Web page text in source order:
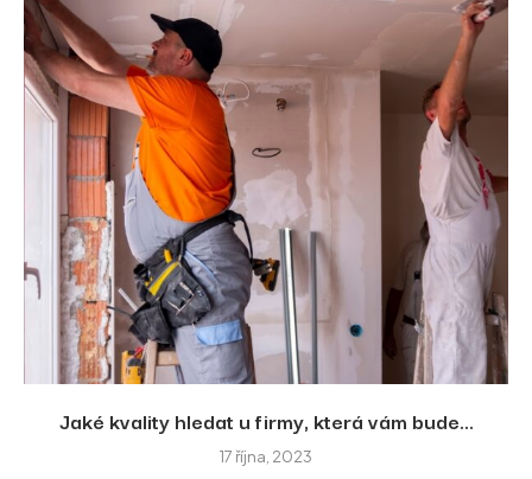
Jaké kvality hledat u firmy, která vám bude...
17 října, 2023